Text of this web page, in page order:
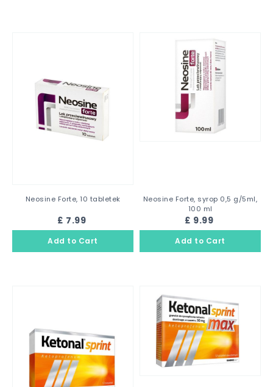
Neosine Forte, 10 tabletek
£ 7.99
Neosine Forte, syrop 0,5 g/5ml,
100 ml
£ 9.99